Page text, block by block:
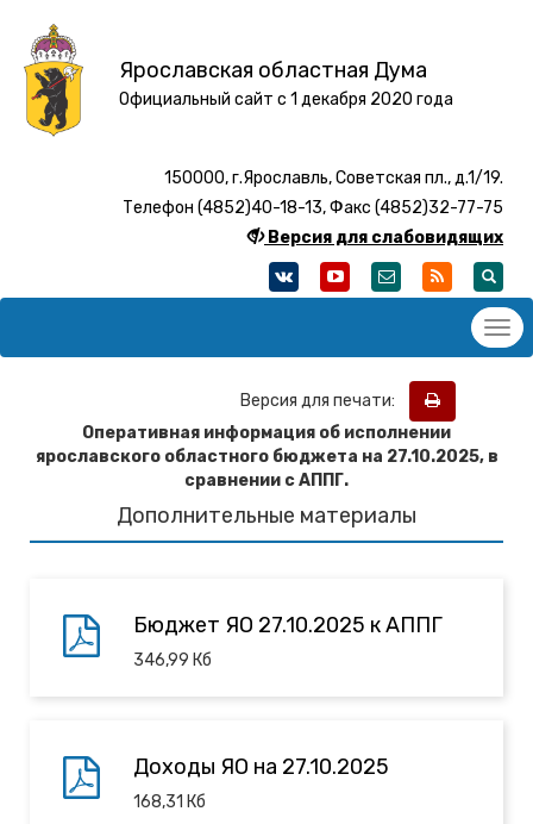
Ярославская областная Дума
Официальный сайт с 1 декабря 2020 года
150000, г.Ярославль, Советская пл., д.1/19.
Телефон (4852)40-18-13, Факс (4852)32-77-75
Версия для слабовидящих
Версия для печати:
Оперативная информация об исполнении
ярославского областного бюджета на 27.10.2025, в
сравнении с АППГ.
Дополнительные материалы
Бюджет ЯО 27.10.2025 к АППГ
346,99 Кб
Доходы ЯО на 27.10.2025
168,31 Кб